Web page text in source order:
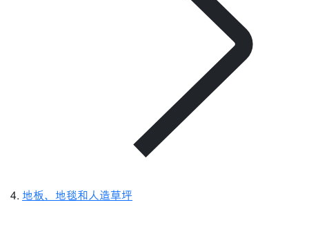
地板、地毯和人造草坪